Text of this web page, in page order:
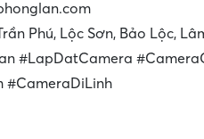
Phú, Lộc Sơn, Bảo Lộc,
#LapDatCamera
#CameraDiLinh